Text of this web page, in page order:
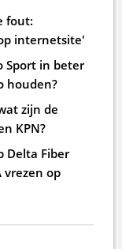
fout:
internetsite'
Sport in beter
houden?
zijn de
KPN?
Delta Fiber
vrezen op